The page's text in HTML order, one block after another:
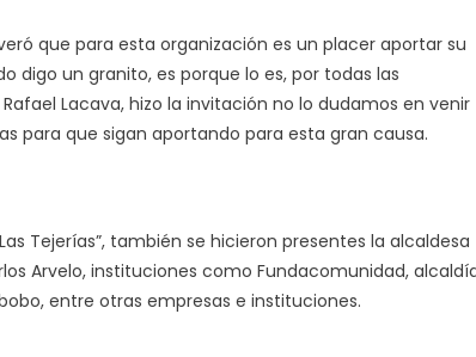
que para esta organización es un placer aportar su
digo un granito, es porque lo es, por todas las
Lacava, hizo la invitación no lo dudamos en venir
para que sigan aportando para esta gran causa.
Tejerías”, también se hicieron presentes la alcaldesa
Arvelo, instituciones como Fundacomunidad,
entre otras empresas e instituciones.